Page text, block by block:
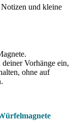
und kleine
Vorhänge ein,
ohne auf